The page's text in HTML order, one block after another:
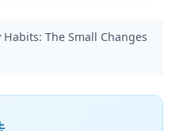
Habits: The Small Changes